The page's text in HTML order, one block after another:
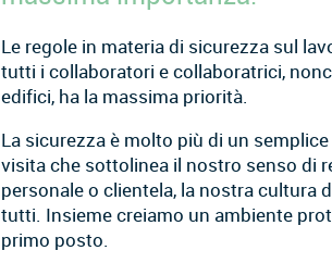
Le regole in materia di sicurezza sul
tutti i collaboratori e collaboratrici,
edifici, ha la massima priorità.
La sicurezza è molto più di un
visita che sottolinea il nostro senso di
personale o clientela, la nostra cultura
tutti. Insieme creiamo un ambiente
primo posto.